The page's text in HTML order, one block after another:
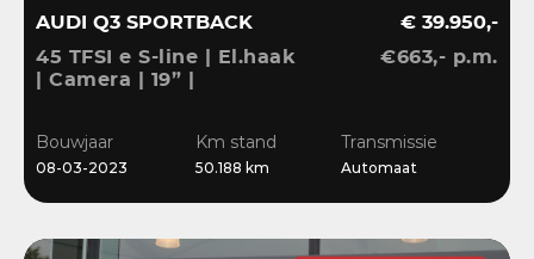
AUDI Q3 SPORTBACK
45 TFSI e S-line | El.haak
| Camera | 19” |
€ 39.950,-
€663,- p.m.
Bouwjaar
08-03-2023
Km stand
50.188 km
Transmissie
Automaat